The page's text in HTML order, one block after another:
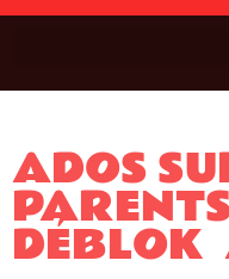
ADOS
DÉBLOK